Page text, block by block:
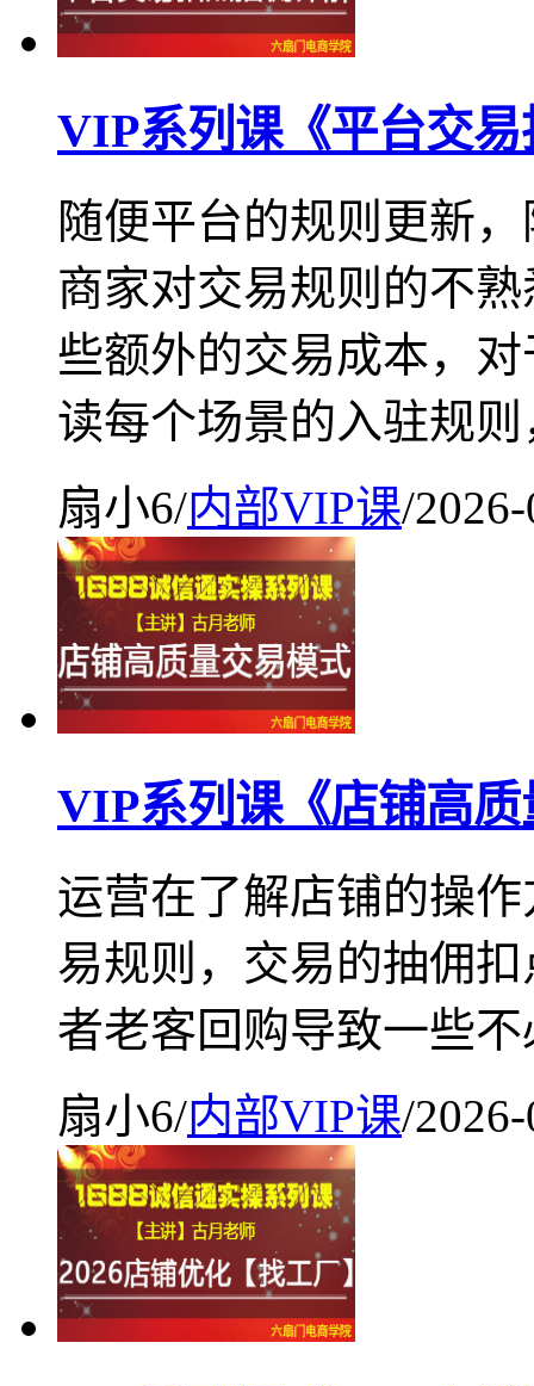
VIP系列课《平台交
随便平台的规则更新
商家对交易规则的不
些额外的交易成本，
读每个场景的入驻规则
扇小6/内部VIP课/
VIP系列课《店铺高
运营在了解店铺的操
易规则，交易的抽佣
者老客回购导致一些
扇小6/内部VIP课/